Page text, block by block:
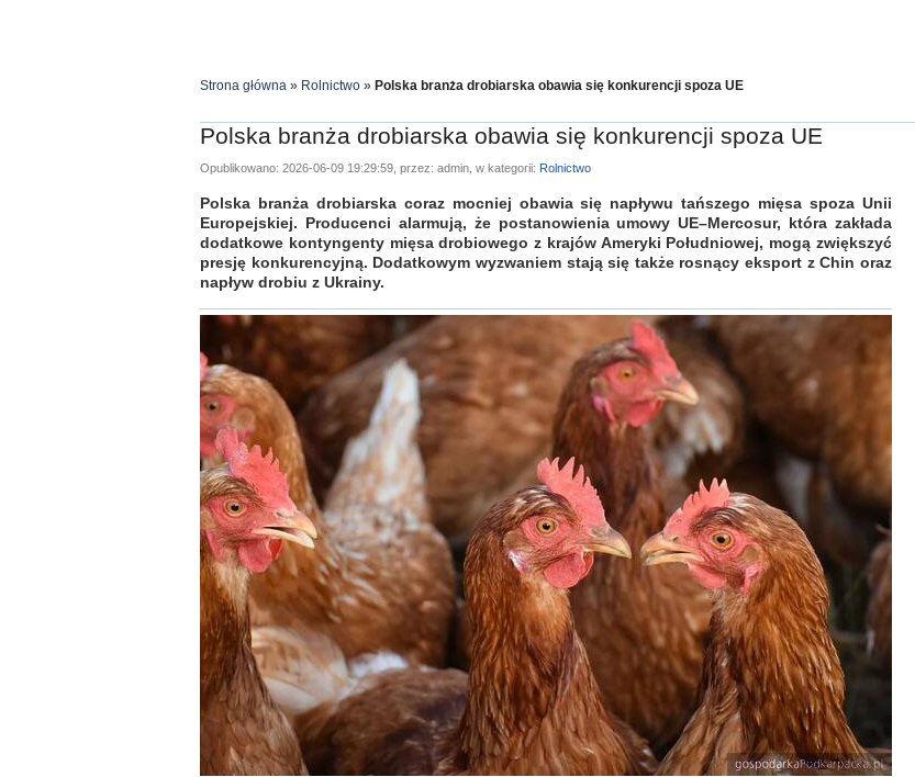
Strona główna » Rolnictwo » Polska branża drobiarska obawia się konkurencji spoza UE
Polska branża drobiarska obawia się konkurencji spoza UE
Opublikowano: 2026-06-09 19:29:59, przez: admin, w kategorii: Rolnictwo
Polska branża drobiarska coraz mocniej obawia się napływu tańszego mięsa spoza Unii
Europejskiej. Producenci alarmują, że postanowienia umowy UE–Mercosur, która zakłada
dodatkowe kontyngenty mięsa drobiowego z krajów Ameryki Południowej, mogą zwiększyć
presję konkurencyjną. Dodatkowym wyzwaniem stają się także rosnący eksport z Chin oraz
napływ drobiu z Ukrainy.